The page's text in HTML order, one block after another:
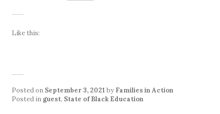
Like this:
Posted on September 3, 2021 by Families in Action
Posted in guest, State of Black Education